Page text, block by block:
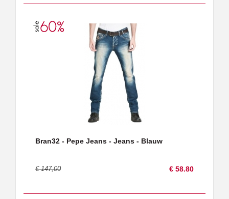
Bran32 - Pepe Jeans - Jeans - Blauw
€ 147,00 € 58.80